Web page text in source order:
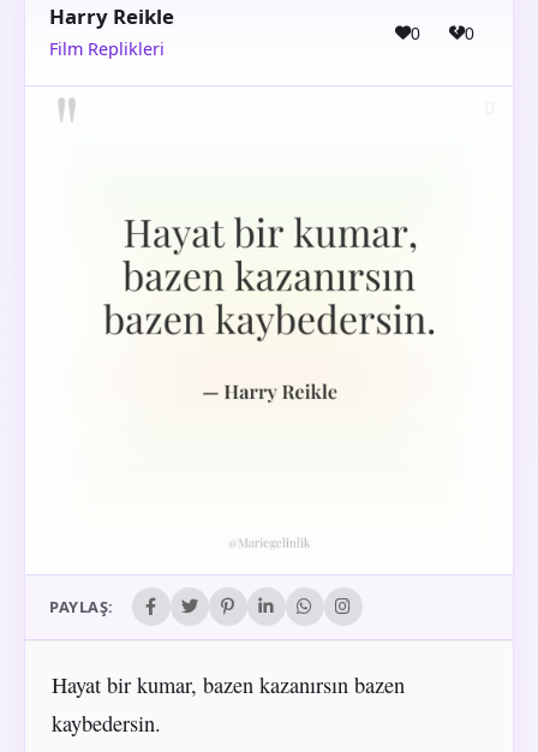
Harry Reikle
Film Replikleri
0 0
PAYLAŞ:
Hayat bir kumar, bazen kazanırsın bazen
kaybedersin.